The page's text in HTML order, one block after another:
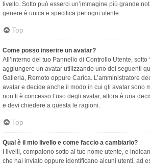
livello. Sotto può esserci un’immagine più grande
genere è unica e specifica per ogni utente.
Top
Come posso inserire un avatar?
All’interno del tuo Pannello di Controllo Utente, sotto
aggiungere un avatar utilizzando uno dei seguenti
Galleria, Remoto oppure Carica. L’amministratore
avatar e decide anche il modo in cui gli avatar sono
non ti è concesso l’uso degli avatar, allora è una
e devi chiedere a questa le ragioni.
Top
Qual è il mio livello e come faccio a cambiarlo?
I livelli, compaiono sotto al tuo nome utente, e
che hai inviato oppure identificano alcuni utenti, ad